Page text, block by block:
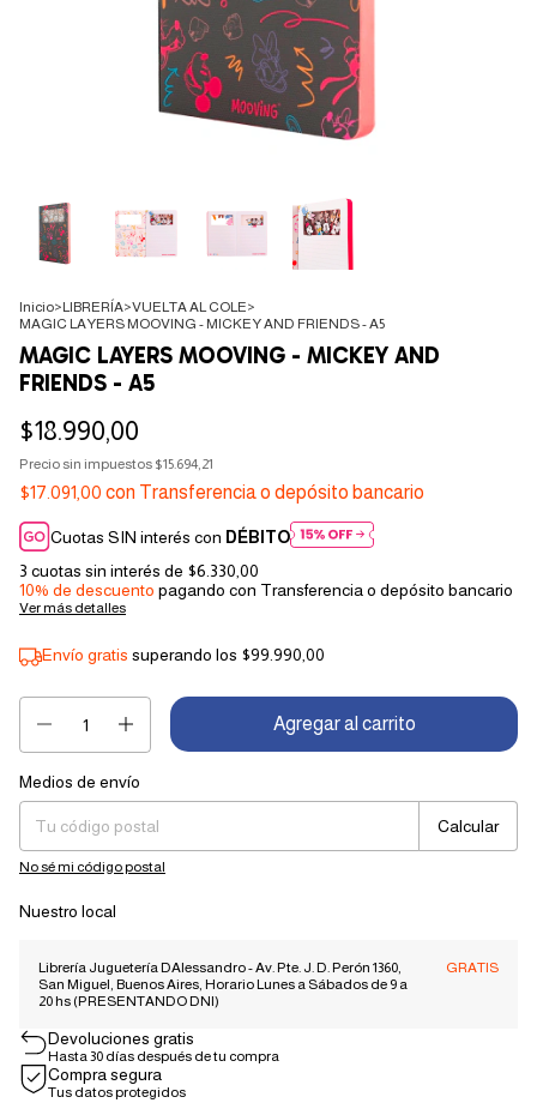
Inicio>LIBRERÍA>VUELTA AL COLE>
MAGIC LAYERS MOOVING - MICKEY AND FRIENDS - A5
MAGIC LAYERS MOOVING - MICKEY AND
FRIENDS - A5
$18.990,00
Precio sin impuestos $15.694,21
$17.091,00 con Transferencia o depósito bancario
Cuotas SIN interés con DÉBITO
3 cuotas sin interés de $6.330,00
10% de descuento pagando con Transferencia o depósito bancario
Ver más detalles
Envío gratis superando los $99.990,00
Entregas para el CP:
Medios de envío
Calcular
No sé mi código postal
Nuestro local
Librería Juguetería DAlessandro - Av. Pte. J. D. Perón 1360,
San Miguel, Buenos Aires, Horario Lunes a Sábados de 9 a
20 hs (PRESENTANDO DNI)
GRATIS
Devoluciones gratis
Hasta 30 días después de tu compra
Compra segura
Tus datos protegidos